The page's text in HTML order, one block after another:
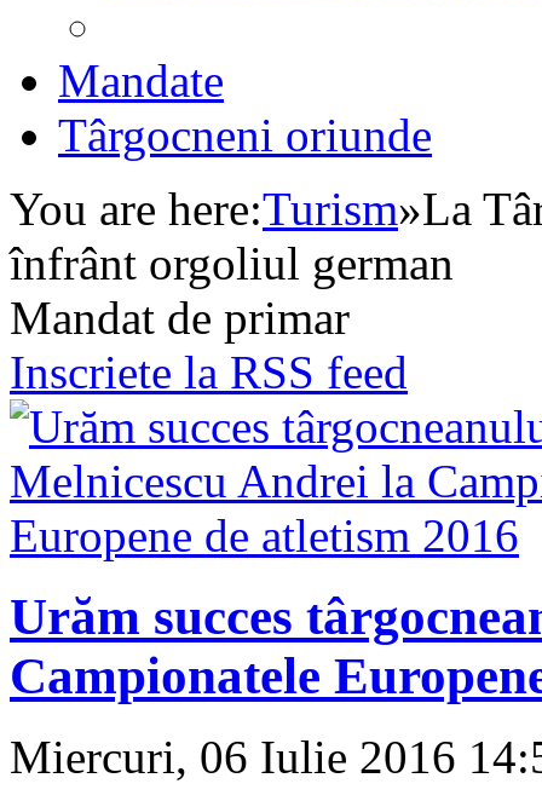
Mandate
Târgocneni oriunde
You are here:Turism»La
înfrânt orgoliul german
Mandat de primar
Inscriete la RSS feed
Urăm succes
Campionatele
Miercuri, 06 Iulie 2016